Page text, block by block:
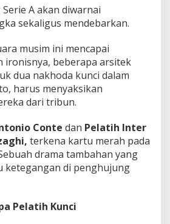
a
m
u
g
k
a
?
A akan diwarnai
sekaligus mendebarkan.
musim ini mencapai
ironisnya, beberapa arsitek
dua nakhoda kunci dalam
, harus menyaksikan
dari tribun.
Conte dan Pelatih Inter
terkena kartu merah pada
drama tambahan yang
ketegangan di penghujung
Pelatih Kunci